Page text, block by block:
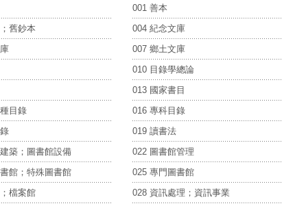
001 善本
舊鈔本
004 紀念文庫
007 鄉土文庫
010 目錄學總論
013 國家書目
目錄
016 專科目錄
019 讀書法
築；圖書館設備
022 圖書館管理
館；特殊圖書館
025 專門圖書館
檔案館
028 資訊處理；資訊事業